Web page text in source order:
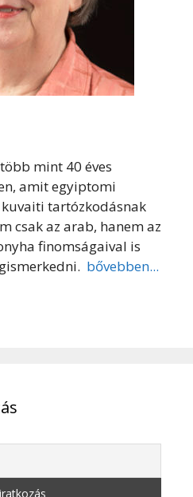
mint 40 éves
amit egyiptomi
kuvaiti tartózkodásnak
csak az arab, hanem az
finomságaival is
bővebben...